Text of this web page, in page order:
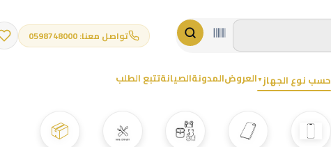
تواصل معنا: 0598748000
حسب نوع الجهاز ▼العروضالمدونةالصيانةتتبع الطلب
📦